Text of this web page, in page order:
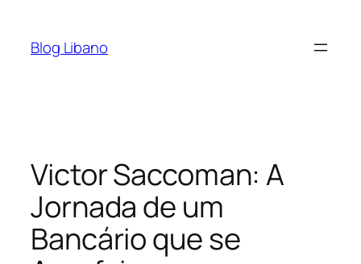
Blog Libano
Victor Saccoman: A
Jornada de um
Bancário que se